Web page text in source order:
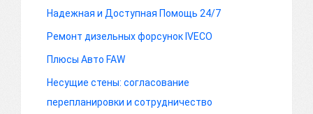
Надежная и Доступная Помощь 24/7
Ремонт дизельных форсунок IVECO
Плюсы Авто FAW
Несущие стены: согласование
перепланировки и сотрудничество